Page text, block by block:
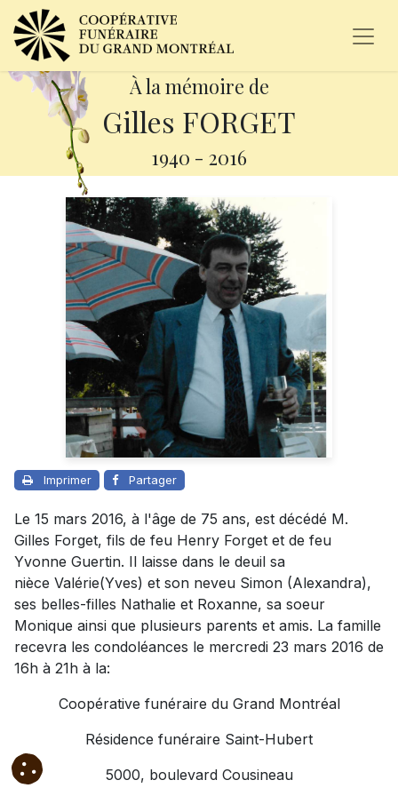
À la mémoire de
Gilles FORGET
1940 - 2016
Imprimer Partager
Le 15 mars 2016, à l'âge de 75 ans, est décédé M.
Gilles Forget, fils de feu Henry Forget et de feu
Yvonne Guertin. Il laisse dans le deuil sa
nièce Valérie(Yves) et son neveu Simon (Alexandra),
ses belles-filles Nathalie et Roxanne, sa soeur
Monique ainsi que plusieurs parents et amis. La famille
recevra les condoléances le mercredi 23 mars 2016 de
16h à 21h à la:
Coopérative funéraire du Grand Montréal
Résidence funéraire Saint-Hubert
5000, boulevard Cousineau